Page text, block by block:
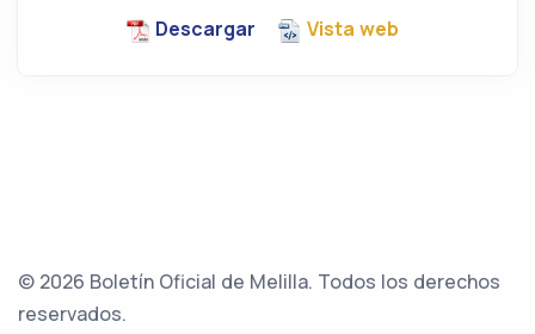
Descargar Vista web
© 2026 Boletín Oficial de Melilla. Todos los derechos
reservados.